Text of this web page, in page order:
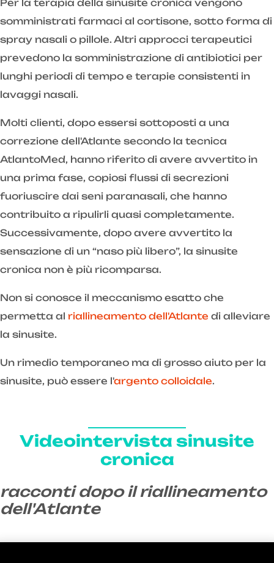
Per la terapia della sinusite cronica vengono
somministrati farmaci al cortisone, sotto forma di
spray nasali o pillole. Altri approcci terapeutici
prevedono la somministrazione di antibiotici per
lunghi periodi di tempo e terapie consistenti in
lavaggi nasali.
Molti clienti, dopo essersi sottoposti a una
correzione dell'Atlante secondo la tecnica
AtlantoMed, hanno riferito di avere avvertito in
una prima fase, copiosi flussi di secrezioni
fuoriuscire dai seni paranasali, che hanno
contribuito a ripulirli quasi completamente.
Successivamente, dopo avere avvertito la
sensazione di un “naso più libero”, la sinusite
cronica non è più ricomparsa.
Non si conosce il meccanismo esatto che
permetta al riallineamento dell'Atlante di alleviare
la sinusite.
Un rimedio temporaneo ma di grosso aiuto per la
sinusite, può essere l'argento colloidale.
Videointervista sinusite
cronica
racconti dopo il riallineamento
dell'Atlante